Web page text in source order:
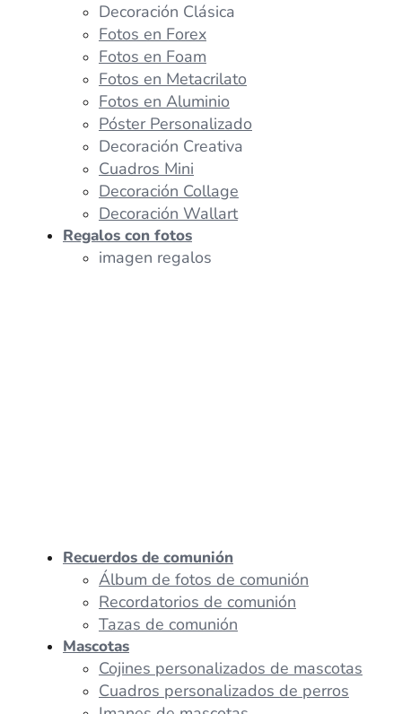
Decoración Clásica
Fotos en Forex
Fotos en Foam
Fotos en Metacrilato
Fotos en Aluminio
Póster Personalizado
Decoración Creativa
Cuadros Mini
Decoración Collage
Decoración Wallart
Regalos con fotos
imagen regalos
Recuerdos de comunión
Álbum de fotos de comunión
Recordatorios de comunión
Tazas de comunión
Mascotas
Cojines personalizados de mascotas
Cuadros personalizados de perros